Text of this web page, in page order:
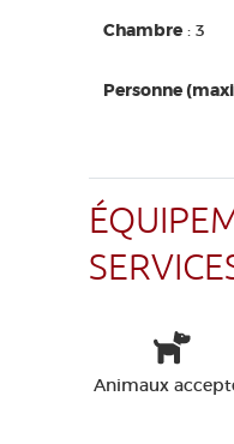
Chambre : 3
Personne
Animaux